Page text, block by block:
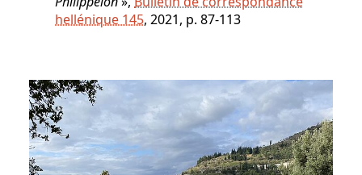
hellénique 145, 2021, p. 87-113